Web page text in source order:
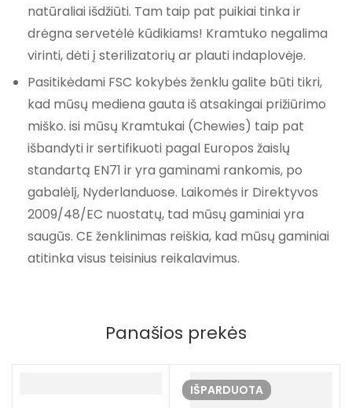
natūraliai išdžiūti. Tam taip pat puikiai tinka ir
drėgna servetėlė kūdikiams! Kramtuko negalima
virinti, dėti į sterilizatorių ar plauti indaplovėje.
Pasitikėdami FSC kokybės ženklu galite būti tikri,
kad mūsų mediena gauta iš atsakingai prižiūrimo
miško. isi mūsų Kramtukai (Chewies) taip pat
išbandyti ir sertifikuoti pagal Europos žaislų
standartą EN71 ir yra gaminami rankomis, po
gabalėlį, Nyderlanduose. Laikomės ir Direktyvos
2009/48/EC nuostatų, tad mūsų gaminiai yra
saugūs. CE ženklinimas reiškia, kad mūsų gaminiai
atitinka visus teisinius reikalavimus.
Panašios prekės
IŠPARDUOTA